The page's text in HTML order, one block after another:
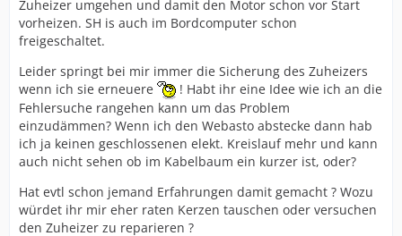
Zuheizer umgehen und damit den Motor schon vor Start
vorheizen. SH is auch im Bordcomputer schon
freigeschaltet.
Leider springt bei mir immer die Sicherung des Zuheizers
wenn ich sie erneuere
! Habt ihr eine Idee wie ich an die
Fehlersuche rangehen kann um das Problem
einzudämmen? Wenn ich den Webasto abstecke dann hab
ich ja keinen geschlossenen elekt. Kreislauf mehr und kann
auch nicht sehen ob im Kabelbaum ein kurzer ist, oder?
Hat evtl schon jemand Erfahrungen damit gemacht ? Wozu
würdet ihr mir eher raten Kerzen tauschen oder versuchen
den Zuheizer zu reparieren ?